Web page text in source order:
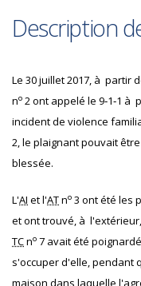
Description
Le 30 juillet 2017, à partir
no 2 ont appelé le 9‐1‐1
incident de violence
2, le plaignant pouvait
blessée.
L'AI et l'ATno 3 ont été les
et ont trouvé, à
TCno 7 avait été
s'occuper d'elle, pendant
maison dans laquelle